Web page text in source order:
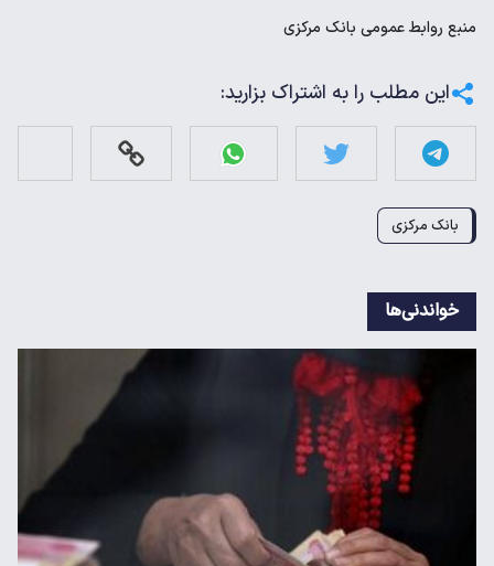
منبع روابط عمومی بانک مرکزی
این مطلب را به اشتراک بزارید:
بانک مرکزی
خواندنی‌ها